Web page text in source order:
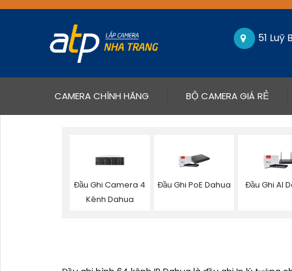
51 Luỹ
CAMERA CHÍNH HÃNG(CURRENT)BỘ CAMERA GIÁ RẺ
Đầu Ghi Camera 4
Kênh Dahua
Đầu Ghi PoE Dahua Đầu Ghi AI